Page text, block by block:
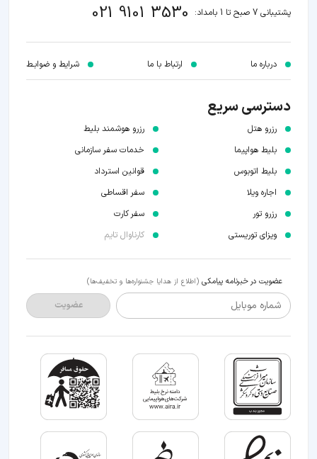
پشتیبانی 7 صبح تا 1 بامداد: 021 9101 3530
درباره ما ارتباط با ما شرایط و ضوابـط
دسترسی سریع
رزرو هتل
بلیط هواپیما
بلیط اتوبوس
اجاره ویلا
رزرو تور
ویزای توریستی
رزرو هوشمند بلیط
خدمات سفر سازمانی
قوانین استرداد
سفر اقساطی
سفر کارت
کارناوال تایم
عضویت در خبرنامه پیامکی (اطلاع از هدایا جشنواره‌ها و تخفیف‌ها)
شماره موبایل عضویت